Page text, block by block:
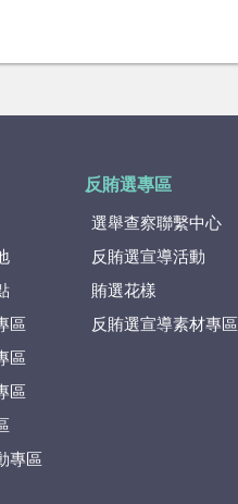
區
區
區
專區
反賄選專區
選舉查察聯繫中心
反賄選宣導活動
賄選花樣
反賄選宣導素材專區